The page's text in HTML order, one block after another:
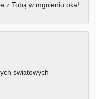
z Tobą w mgnieniu oka!
światowych